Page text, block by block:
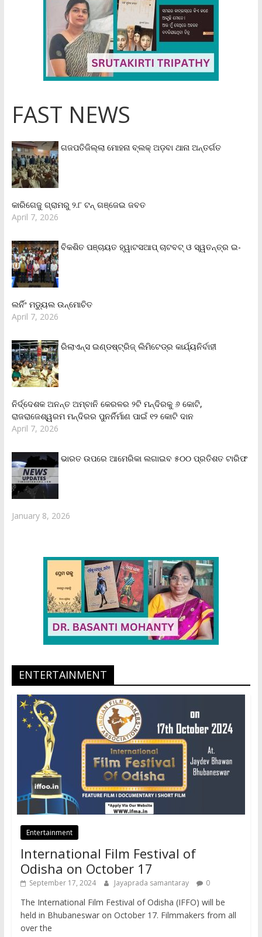
FAST NEWS
ଗଜପତିଜିଲ୍ଲା ମୋହନା ବ୍ଲକ୍‌ ଅଡ଼ବା ଥାନା ଅନ୍ତର୍ଗତ
କାରିଗେଜୁ ଗ୍ରାମରୁ ୨.୮ ଟନ୍ ଗଞ୍ଜେଇ ଜବତ
April 7, 2026
ବିକଶିତ ପଞ୍ଚାୟତ ହ୍ୱାଟସଆପ୍ ଚାଟବଟ୍ ଓ ସ୍ୱତନ୍ତ୍ର ଇ-
ଲର୍ନିଂ ମଡ୍ୟୁଲ ଉନ୍ମୋଚିତ
April 7, 2026
ରିଲାଏନ୍‌ସ ଇଣ୍ଡଷ୍ଟ୍ରିଜ୍ ଲିମିଟେଡ୍‌ର କାର୍ଯ୍ୟନିର୍ବାହୀ
ନିର୍ଦ୍ଦେଶକ ଅନନ୍ତ ଅମ୍ବାନି କେରଳର ୨ଟି ମନ୍ଦିରକୁ ୬ କୋଟି,
ରାଜରାଜେଶ୍ୱରମ ମନ୍ଦିରର ପୁନର୍ନିର୍ମାଣ ପାଇଁ ୧୨ କୋଟି ଦାନ
April 7, 2026
ଭାରତ ଉପରେ ଆମେରିକା ଲଗାଇବ ୫୦୦ ପ୍ରତିଶତ ଟାରିଫ
January 8, 2026
ENTERTAINMENT
Entertainment
International Film Festival of
Odisha on October 17
September 17, 2024 Jayaprada samantaray 0
The International Film Festival of Odisha (IFFO) will be
held in Bhubaneswar on October 17. Filmmakers from all
over the